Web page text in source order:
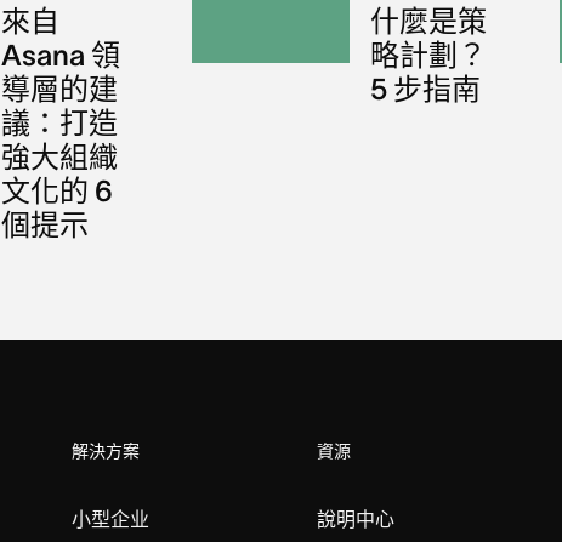
來自
Asana 領
導層的建
議：打造
強大組織
文化的 6
個提示
什麼是策
略計劃？
5 步指南
解決方案
小型企业
資源
說明中心